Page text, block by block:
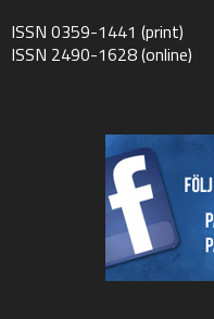
ISSN 0359-1441 (print)
ISSN 2490-1628 (online)